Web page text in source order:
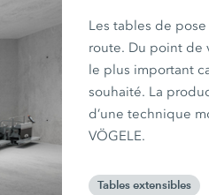
Les tables de
route. Du point de
le plus important
souhaité. La
d’une technique
VÖGELE.
Tables extensibles